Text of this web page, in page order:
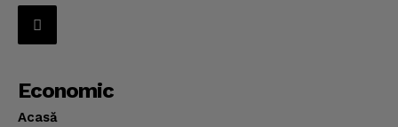
Economic
Acasă